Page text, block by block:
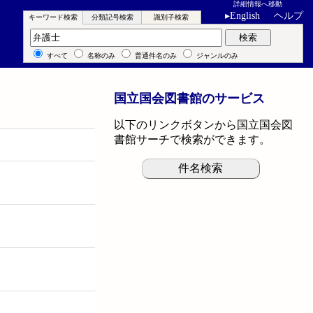
詳細情報へ移動
▸English ヘルプ
キーワード検索 分類記号検索 識別子検索
キーワード検索 検索
すべて 名称のみ 普通件名のみ ジャンルのみ
国立国会図書館のサービス
以下のリンクボタンから国立国会図
書館サーチで検索ができます。
件名検索